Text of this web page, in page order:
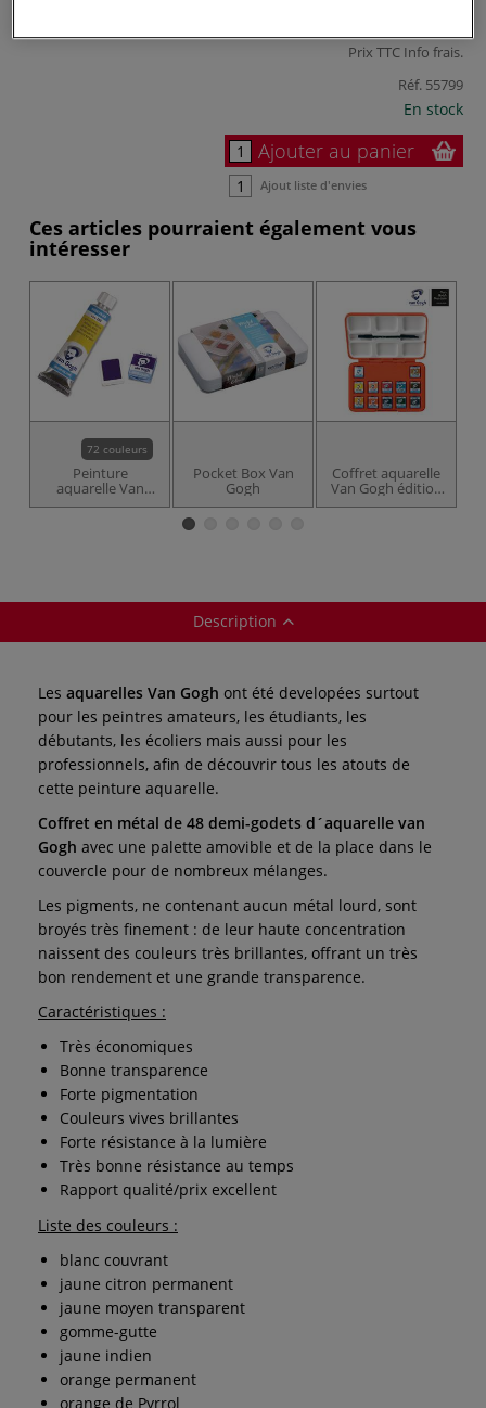
Prix TTC Info frais.
Réf. 55799
En stock
Ajouter au panier
Ajout liste d'envies
Ces articles pourraient également vous
intéresser
72 couleurs
Peinture
aquarelle Van
Gogh de Royal
Pocket Box Van
Gogh
Coffret aquarelle
Van Gogh édition
spéciale 12 1/2
Description
Les aquarelles Van Gogh ont été developées surtout
pour les peintres amateurs, les étudiants, les
débutants, les écoliers mais aussi pour les
professionnels, afin de découvrir tous les atouts de
cette peinture aquarelle.
Coffret en métal de 48 demi-godets d´aquarelle van
Gogh avec une palette amovible et de la place dans le
couvercle pour de nombreux mélanges.
Les pigments, ne contenant aucun métal lourd, sont
broyés très finement : de leur haute concentration
naissent des couleurs très brillantes, offrant un très
bon rendement et une grande transparence.
Caractéristiques :
Très économiques
Bonne transparence
Forte pigmentation
Couleurs vives brillantes
Forte résistance à la lumière
Très bonne résistance au temps
Rapport qualité/prix excellent
Liste des couleurs :
blanc couvrant
jaune citron permanent
jaune moyen transparent
gomme-gutte
jaune indien
orange permanent
orange de Pyrrol